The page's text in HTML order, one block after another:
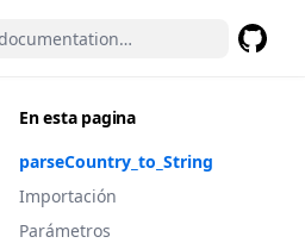
En esta pagina
parseCountry_to_String
Importación
Parámetros